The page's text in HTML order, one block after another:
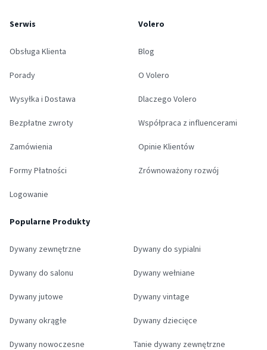
Serwis
Obsługa Klienta
Porady
Wysyłka i Dostawa
Bezpłatne zwroty
Zamówienia
Formy Płatności
Logowanie
Volero
Blog
O Volero
Dlaczego Volero
Współpraca z influencerami
Opinie Klientów
Zrównoważony rozwój
Popularne Produkty
Dywany zewnętrzne Dywany do sypialni
Dywany do salonu Dywany wełniane
Dywany jutowe Dywany vintage
Dywany okrągłe Dywany dziecięce
Dywany nowoczesne Tanie dywany zewnętrzne